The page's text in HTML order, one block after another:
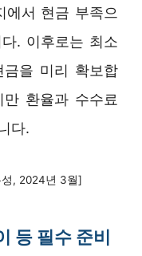
서 현금 부족으
. 이후로는 최소
을 미리 확보합
환율과 수수료
다.
, 2024년 3월]
등 필수 준비